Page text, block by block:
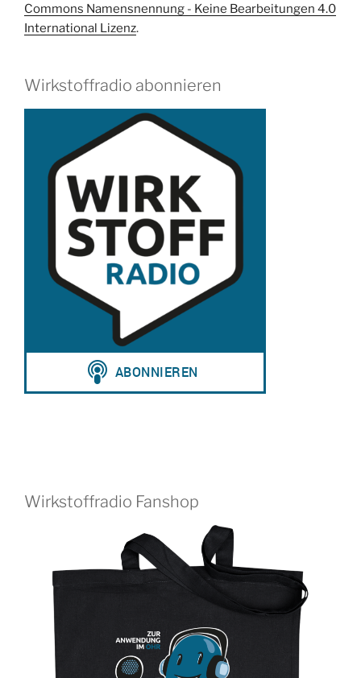
Commons Namensnennung - Keine Bearbeitungen 4.0
International Lizenz.
Wirkstoffradio abonnieren
Wirkstoffradio Fanshop